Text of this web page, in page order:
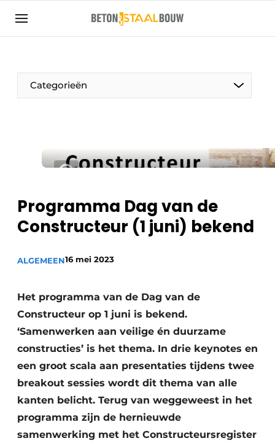
Aanmelden
Artikelen
Bedrijven
Contact
Evenement aanmelden
Meest gelezen
Podcasts
Vacature aanmelden
Categorieën
Programma Dag van de
Constructeur (1 juni) bekend
ALGEMEEN16 mei 2023
Het programma van de Dag van de
Constructeur op 1 juni is bekend.
‘Samenwerken aan veilige én duurzame
constructies’ is het thema. In drie keynotes en
een groot scala aan presentaties tijdens twee
breakout sessies wordt dit thema van alle
kanten belicht. Terug van weggeweest in het
programma zijn de hernieuwde
samenwerking met het Constructeursregister